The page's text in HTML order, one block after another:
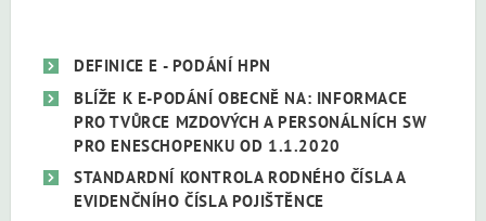
DEFINICE E - PODÁNÍ HPN
BLÍŽE K E-PODÁNÍ OBECNĚ NA: INFORMACE
PRO TVŮRCE MZDOVÝCH A PERSONÁLNÍCH SW
PRO ENESCHOPENKU OD 1.1.2020
STANDARDNÍ KONTROLA RODNÉHO ČÍSLA A
EVIDENČNÍHO ČÍSLA POJIŠTĚNCE